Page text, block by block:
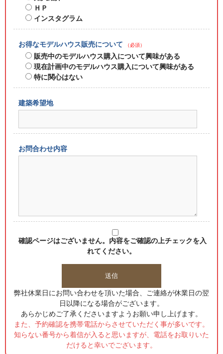
ＨＰ
インスタグラム
お得なモデルハウス販売について （必須）
販売中のモデルハウス購入について興味がある
現在計画中のモデルハウス購入について興味がある
特に関心はない
建築希望地
お問合わせ内容
確認ページはございません。内容をご確認の上チェックを入
れてください。
弊社休業日にお問い合わせを頂いた場合、ご連絡が休業日の翌
日以降になる場合がございます。
あらかじめご了承くださいますようお願い申し上げます。
また、予約確認を携帯電話からさせていただく事が多いです。
知らない番号から着信が入ると思いますが、電話をお取りいた
だけると幸いでございます。